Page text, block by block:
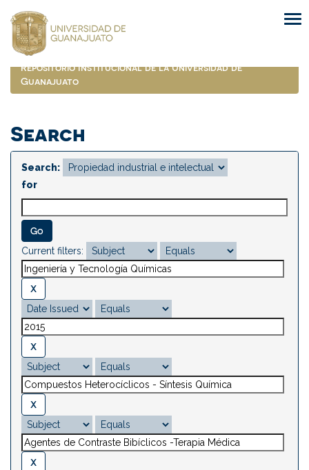
navigation
Repositorio Institucional de la Universidad de
Guanajuato
Search
Search:
for
Current filters: